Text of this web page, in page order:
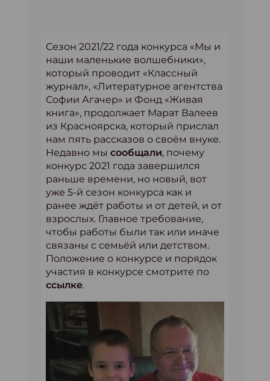
Cезон 2021/22 года конкурса «Мы и
наши маленькие волшебники»,
который проводит «Классный
журнал», «Литературное агентства
Софии Агачер» и Фонд «Живая
книга», продолжает Марат Валеев
из Красноярска, который прислал
нам пять рассказов о своём внуке.
Недавно мы сообщали, почему
конкурс 2021 года завершился
раньше времени, но новый, вот
уже 5-й сезон конкурса как и
ранее ждёт работы и от детей, и от
взрослых. Главное требование,
чтобы работы были так или иначе
связаны с семьёй или детством.
Положение о конкурсе и порядок
участия в конкурсе смотрите по
ссылке.